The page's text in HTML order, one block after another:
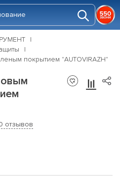
покрытием "AUTOVIRAZH"
отзывов